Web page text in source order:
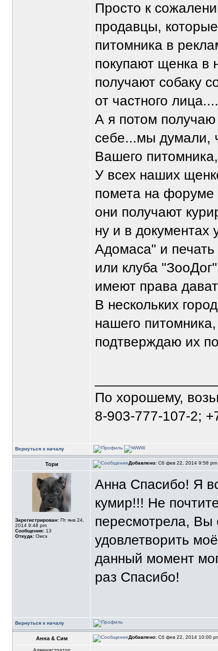
Просто к
продавцы,
питомника в
покупают щенка в
получают собаку
от частного лица....
А я потом получаю
себе...мы думали,
Вашего
У всех наших
помета на
они получают
ну и в документах
Адомаса" и
или клуба
имеют права
В нескольких
нашего
подтверждаю их
По хорошему,
8-903-777-107-2;
Вернуться к началу
Тори Добавлено: Сб фев 22, 2014 9:58 pm
Зарегистрирован: Пт янв 24,
2014 9:48 pm
Сообщения: 13
Откуда: Омск
Анна Спасибо! Я
кумир!!! Не
пересмотрела, Вы
удовлетворить
данный момент
раз Спасибо!
Вернуться к началу
Анна & Сим Добавлено: Сб фев 22, 2014 10:00
Администратор